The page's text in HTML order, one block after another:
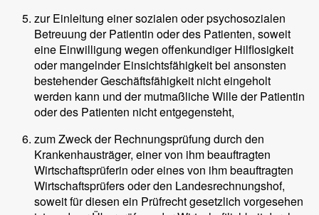
zur Einleitung einer sozialen oder psychosozialen
Betreuung der Patientin oder des Patienten, soweit
eine Einwilligung wegen offenkundiger Hilflosigkeit
oder mangelnder Einsichtsfähigkeit bei ansonsten
bestehender Geschäftsfähigkeit nicht eingeholt
werden kann und der mutmaßliche Wille der Patientin
oder des Patienten nicht entgegensteht,
zum Zweck der Rechnungsprüfung durch den
Krankenhausträger, einer von ihm beauftragten
Wirtschaftsprüferin oder eines von ihm beauftragten
Wirtschaftsprüfers oder den Landesrechnungshof,
soweit für diesen ein Prüfrecht gesetzlich vorgesehen